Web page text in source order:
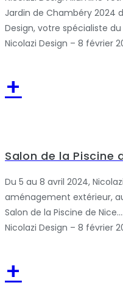
Jardin de Chambéry 2024
Design, votre spécialiste du
Nicolazi Design – 8 février
+
Salon de la Piscine
Du 5 au 8 avril 2024,
aménagement extérieur,
Salon de la Piscine de Nice....
Nicolazi Design – 8 février
+